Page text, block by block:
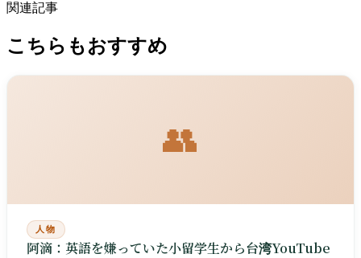
関連記事
こちらもおすすめ
👥
人物
阿滴：英語を嫌っていた小留学生から台湾YouTube